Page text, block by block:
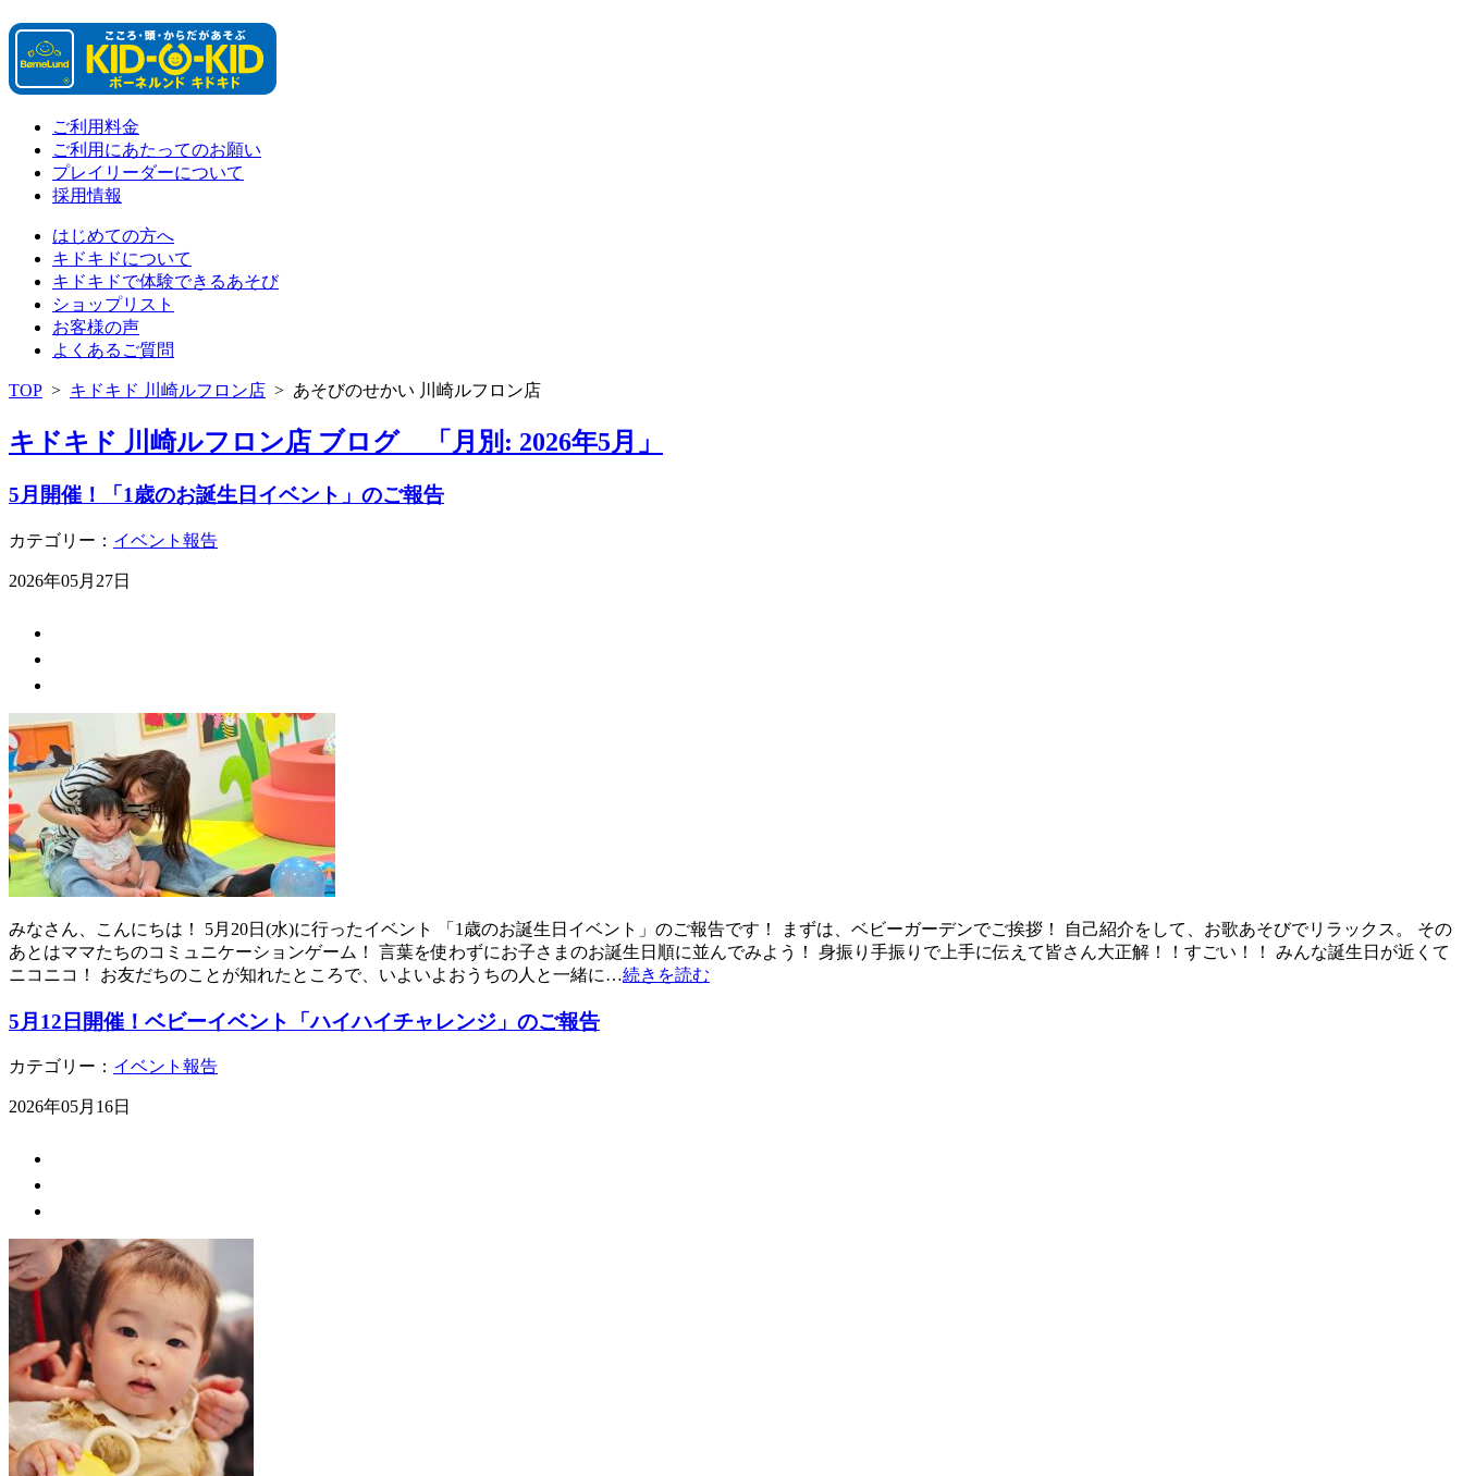
ご利用料金
ご利用にあたってのお願い
プレイリーダーについて
採用情報
はじめての方へ
キドキドについて
キドキドで体験できるあそび
ショップリスト
お客様の声
よくあるご質問
TOP > キドキド 川崎ルフロン店 > あそびのせかい 川崎ルフロン店
キドキド 川崎ルフロン店 ブログ 「月別: 2026年5月」
5月開催！「1歳のお誕生日イベント」のご報告
カテゴリー： イベント報告
2026年05月27日
みなさん、こんにちは！ 5月20日(水)に行ったイベント 「1歳のお誕生日イベント」のご報告です！ まずは、ベビーガーデンでご挨拶！ 自己紹介をして、お歌あそびでリラックス。 その
あとはママたちのコミュニケーションゲーム！ 言葉を使わずにお子さまのお誕生日順に並んでみよう！ 身振り手振りで上手に伝えて皆さん大正解！！すごい！！ みんな誕生日が近くて
ニコニコ！ お友だちのことが知れたところで、いよいよおうちの人と一緒に…続きを読む
5月12日開催！ベビーイベント「ハイハイチャレンジ」のご報告
カテゴリー： イベント報告
2026年05月16日